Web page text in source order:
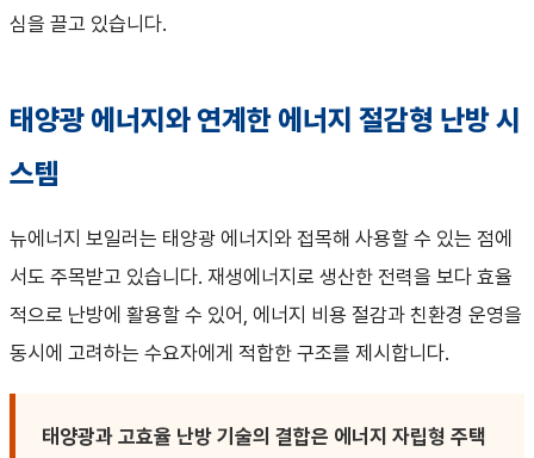
심을 끌고 있습니다.
태양광 에너지와 연계한 에너지 절감형 난방 시
스템
뉴에너지 보일러는 태양광 에너지와 접목해 사용할 수 있는 점에
서도 주목받고 있습니다. 재생에너지로 생산한 전력을 보다 효율
적으로 난방에 활용할 수 있어, 에너지 비용 절감과 친환경 운영을
동시에 고려하는 수요자에게 적합한 구조를 제시합니다.
태양광과 고효율 난방 기술의 결합은 에너지 자립형 주택